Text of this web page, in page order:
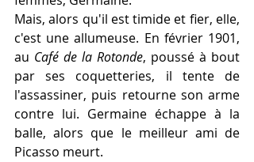
Mais, alors qu'il est timide et fier, elle,
c'est une allumeuse. En février 1901,
au Café de la Rotonde, poussé à bout
par ses coquetteries, il tente de
l'assassiner, puis retourne son arme
contre lui. Germaine échappe à la
balle, alors que le meilleur ami de
Picasso meurt.